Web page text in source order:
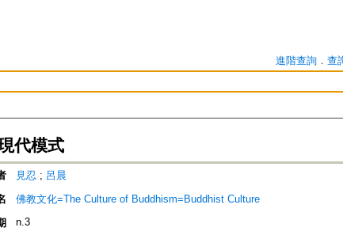
進階查詢． 查
代模式
見忍 ; 呂晨
佛教文化=The Culture of Buddhism=Buddhist Culture
n.3